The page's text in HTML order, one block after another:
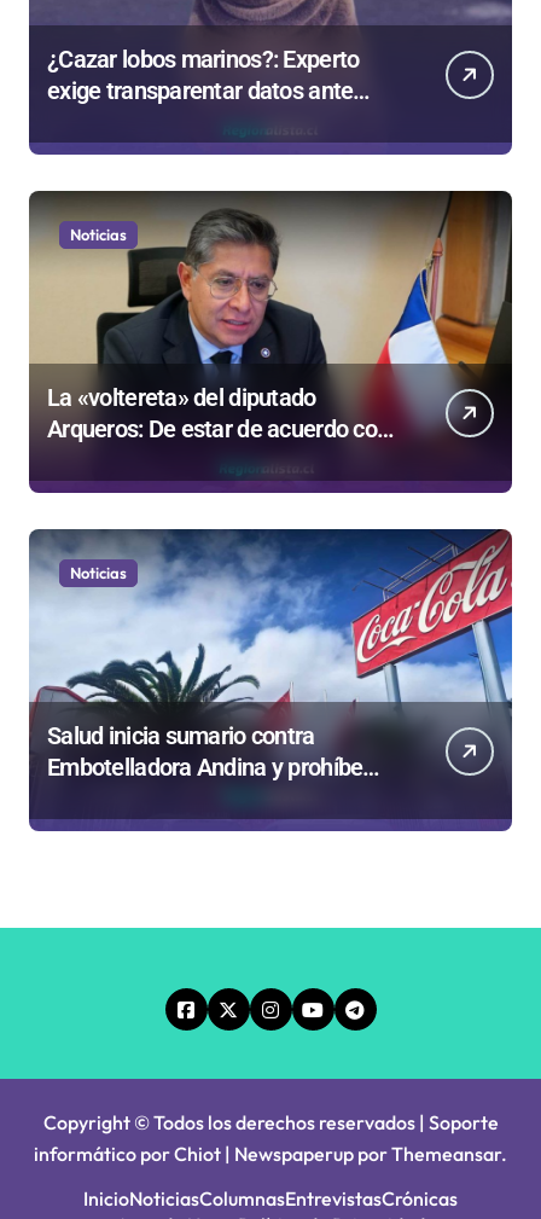
¿Cazar lobos marinos?: Experto
exige transparentar datos ante
Gobierno
Noticias
La «voltereta» del diputado
Arqueros: De estar de acuerdo con
privatizar Codelco a defender una
empresa 100% estatal
Noticias
Salud inicia sumario contra
Embotelladora Andina y prohíbe
laborales
Copyright © Todos los derechos reservados | Soporte
informático por Chiot | Newspaperup porThemeansar.
InicioNoticiasColumnasEntrevistasCrónicas